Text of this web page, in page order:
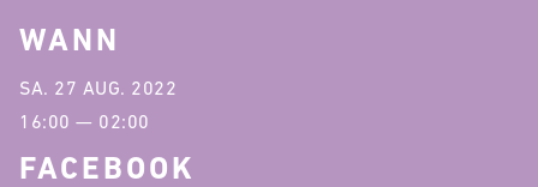
WANN
SA. 27 AUG. 2022
16:00 — 02:00
FACEBOOK